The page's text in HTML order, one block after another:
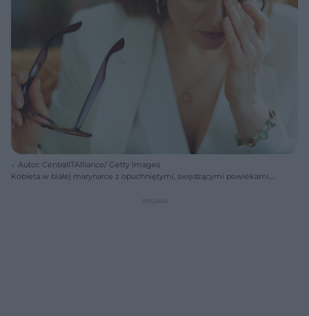
Autor: CentralITAlliance/ Getty Images
Kobieta w białej marynarce z opuchniętymi, swędzącymi powiekami,
objawy nużycy. Więcej na temat nużeńca i jego objawów przeczytasz